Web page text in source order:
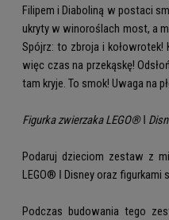
Filipem i Diaboliną w postaci
ukryty w winoroślach most, a
Spójrz: to zbroja i kołowrotek!
więc czas na przekąskę!
tam kryje. To smok! Uwaga na
Figurka zwierzaka LEGO® ǀ
Podaruj dzieciom zestaw z
LEGO® ǀ Disney oraz figurkami
Podczas budowania tego